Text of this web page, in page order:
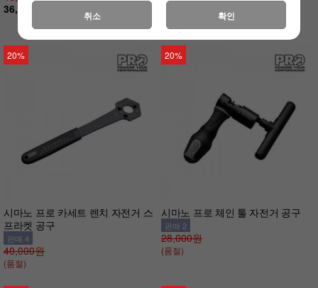
36,800원
20%
시마노 프로 카세트 렌치 자전거 스
프라켓 공구
판매 4
40,000원
(품절)
20%
시마노 프로 체인 툴 자전거 공구
판매 2
28,000원
(품절)
취소 확인